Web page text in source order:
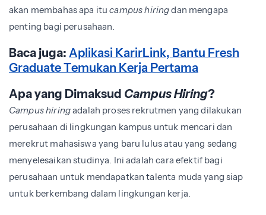
akan membahas apa itucampus hiringdan mengapa
penting bagi perusahaan.
Baca juga: Aplikasi KarirLink, Bantu Fresh
Graduate Temukan Kerja Pertama
Apa yang Dimaksud Campus Hiring?
Campus hiringadalah proses rekrutmen yang dilakukan
perusahaan di lingkungan kampus untuk mencari dan
merekrut mahasiswa yang baru lulus atau yang sedang
menyelesaikan studinya. Ini adalah cara efektif bagi
perusahaan untuk mendapatkan talenta muda yang siap
untuk berkembang dalam lingkungan kerja.